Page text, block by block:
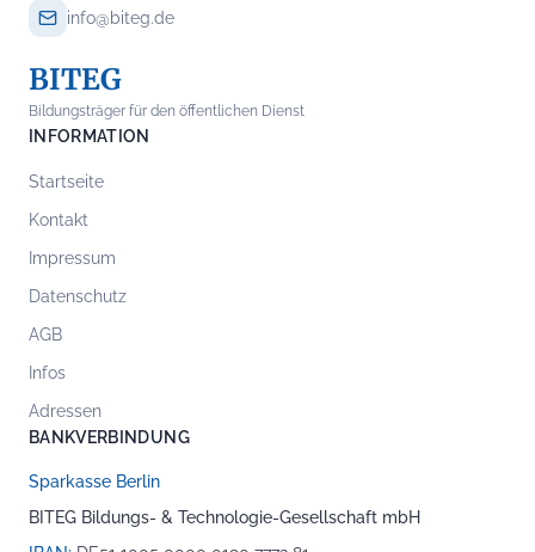
info@biteg.de
BITEG
Bildungsträger für den öffentlichen Dienst
INFORMATION
Startseite
Kontakt
Impressum
Datenschutz
AGB
Infos
Adressen
BANKVERBINDUNG
Sparkasse Berlin
BITEG Bildungs- & Technologie-Gesellschaft mbH